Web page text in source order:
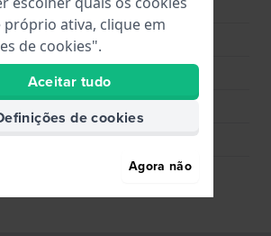
Rosa
Rosa
Pinos de pressão
próprio ativa, clique em
de cookies".
Aceitar tudo
de cookies
Agora não